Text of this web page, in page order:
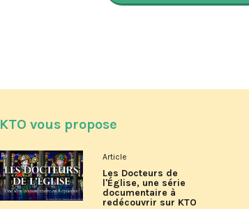
KTO vous propose
Article
Les Docteurs de
l'Église, une série
documentaire à
redécouvrir sur KTO